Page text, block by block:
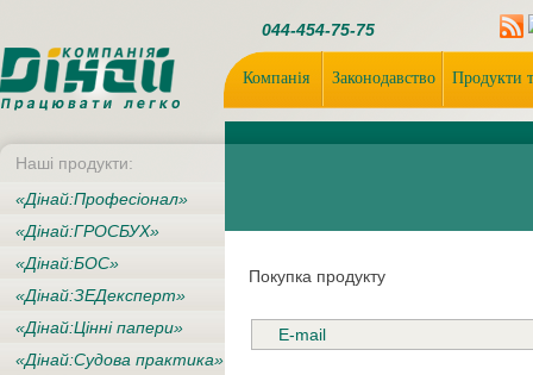
044-454-75-75
Компанія Законодавство Продукти
Нашi продукти:
«Дiнай:Професіонал»
«Дiнай:ГРОСБУХ»
«Дiнай:БОС»
«Дiнай:ЗЕДексперт»
«Дiнай:Цінні папери»
«Дiнай:Судова практика»
Покупка продукту